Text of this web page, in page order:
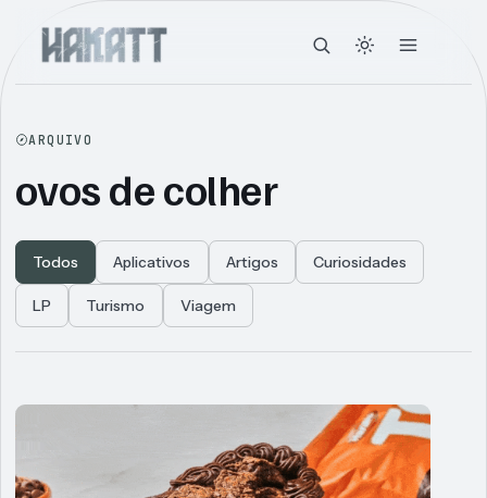
ARQUIVO
ovos de colher
Todos Aplicativos Artigos Curiosidades
LP Turismo Viagem
Articles